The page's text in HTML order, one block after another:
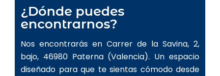
¿Dónde puedes
encontrarnos?
Nos encontrarás en Carrer de la Savina, 2,
bajo, 46980 Paterna (Valencia). Un espacio
diseñado para que te sientas cómodo desde